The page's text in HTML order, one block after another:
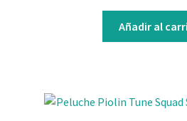
Añadir al